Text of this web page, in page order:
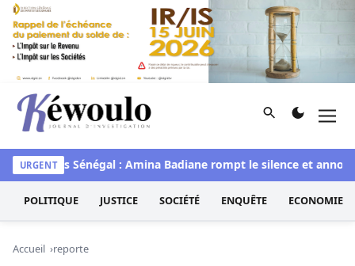
Aller au contenu
Kéwoulo, le premier site d'information et d'investigation
Rechercher
URGENT
Miss Sénégal : Amina Badiane rompt le silence et
POLITIQUE JUSTICE SOCIÉTÉ ENQUÊTE ECONOMIE
Accueil reporte